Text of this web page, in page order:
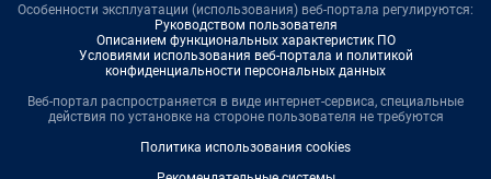
Особенности эксплуатации (использования) веб-портала регулируются:
Руководством пользователя
Описанием функциональных характеристик ПО
Условиями использования веб-портала и политикой
конфиденциальности персональных данных
Веб-портал распространяется в виде интернет-сервиса, специальные
действия по установке на стороне пользователя не требуются
Политика использования cookies